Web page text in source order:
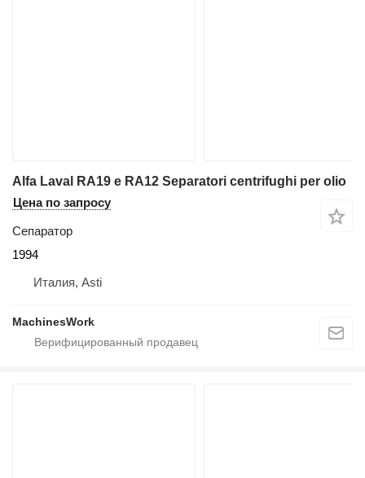
Alfa Laval RA19 e RA12 Separatori centrifughi per olio
Цена по запросу
Сепаратор
1994
Италия, Asti
MachinesWork